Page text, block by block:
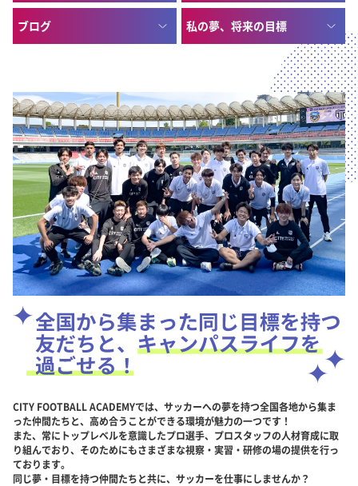
ブログ 私の夢、将来の目標
CITY FOOTBALL ACADEMYでは、サッカーへの夢を持つ全国各地から集ま
った仲間たちと、高め合うことができる環境が魅力の一つです！
また、常にトップレベルを意識したプロ選手、プロスタッフの人材育成に取
り組んでおり、そのためにもさまざまな視察・実習・研修の場の提供を行っ
ております。
同じ夢・目標を持つ仲間たちと共に、サッカーを仕事にしませんか？